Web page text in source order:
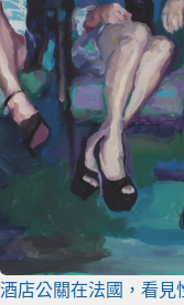
酒店公關在法國，看見